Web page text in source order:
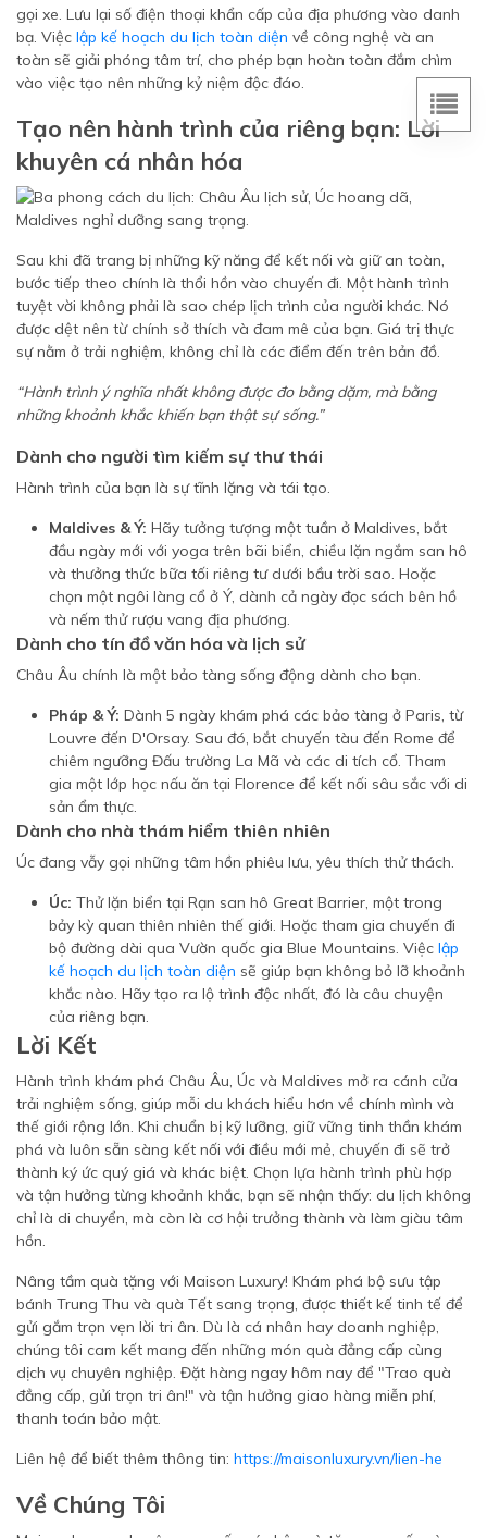
gọi xe. Lưu lại số điện thoại khẩn cấp của địa phương vào danh
bạ. Việc lập kế hoạch du lịch toàn diện về công nghệ và an
toàn sẽ giải phóng tâm trí, cho phép bạn hoàn toàn đắm chìm
vào việc tạo nên những kỷ niệm độc đáo.
Tạo nên hành trình của riêng bạn: Lời
khuyên cá nhân hóa
Sau khi đã trang bị những kỹ năng để kết nối và giữ an toàn,
bước tiếp theo chính là thổi hồn vào chuyến đi. Một hành trình
tuyệt vời không phải là sao chép lịch trình của người khác. Nó
được dệt nên từ chính sở thích và đam mê của bạn. Giá trị thực
sự nằm ở trải nghiệm, không chỉ là các điểm đến trên bản đồ.
“Hành trình ý nghĩa nhất không được đo bằng dặm, mà bằng
những khoảnh khắc khiến bạn thật sự sống.”
Dành cho người tìm kiếm sự thư thái
Hành trình của bạn là sự tĩnh lặng và tái tạo.
Maldives & Ý: Hãy tưởng tượng một tuần ở Maldives, bắt
đầu ngày mới với yoga trên bãi biển, chiều lặn ngắm san hô
và thưởng thức bữa tối riêng tư dưới bầu trời sao. Hoặc
chọn một ngôi làng cổ ở Ý, dành cả ngày đọc sách bên hồ
và nếm thử rượu vang địa phương.
Dành cho tín đồ văn hóa và lịch sử
Châu Âu chính là một bảo tàng sống động dành cho bạn.
Pháp & Ý: Dành 5 ngày khám phá các bảo tàng ở Paris, từ
Louvre đến D'Orsay. Sau đó, bắt chuyến tàu đến Rome để
chiêm ngưỡng Đấu trường La Mã và các di tích cổ. Tham
gia một lớp học nấu ăn tại Florence để kết nối sâu sắc với di
sản ẩm thực.
Dành cho nhà thám hiểm thiên nhiên
Úc đang vẫy gọi những tâm hồn phiêu lưu, yêu thích thử thách.
Úc: Thử lặn biển tại Rạn san hô Great Barrier, một trong
bảy kỳ quan thiên nhiên thế giới. Hoặc tham gia chuyến đi
bộ đường dài qua Vườn quốc gia Blue Mountains. Việc lập
kế hoạch du lịch toàn diện sẽ giúp bạn không bỏ lỡ khoảnh
khắc nào. Hãy tạo ra lộ trình độc nhất, đó là câu chuyện
của riêng bạn.
Lời Kết
Hành trình khám phá Châu Âu, Úc và Maldives mở ra cánh cửa
trải nghiệm sống, giúp mỗi du khách hiểu hơn về chính mình và
thế giới rộng lớn. Khi chuẩn bị kỹ lưỡng, giữ vững tinh thần khám
phá và luôn sẵn sàng kết nối với điều mới mẻ, chuyến đi sẽ trở
thành ký ức quý giá và khác biệt. Chọn lựa hành trình phù hợp
và tận hưởng từng khoảnh khắc, bạn sẽ nhận thấy: du lịch không
chỉ là di chuyển, mà còn là cơ hội trưởng thành và làm giàu tâm
hồn.
Nâng tầm quà tặng với Maison Luxury! Khám phá bộ sưu tập
bánh Trung Thu và quà Tết sang trọng, được thiết kế tinh tế để
gửi gắm trọn vẹn lời tri ân. Dù là cá nhân hay doanh nghiệp,
chúng tôi cam kết mang đến những món quà đẳng cấp cùng
dịch vụ chuyên nghiệp. Đặt hàng ngay hôm nay để "Trao quà
đẳng cấp, gửi trọn tri ân!" và tận hưởng giao hàng miễn phí,
thanh toán bảo mật.
Liên hệ để biết thêm thông tin: https://maisonluxury.vn/lien-he
Về Chúng Tôi